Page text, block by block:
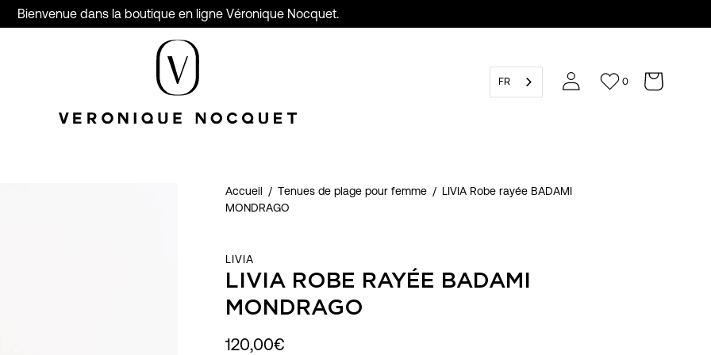
Bienvenue dans la boutique en ligne Véronique Nocquet.
FR 0
Accueil / Tenues de plage pour femme / LIVIA Robe rayée BADAMI
MONDRAGO
LIVIA
LIVIA ROBE RAYÉE BADAMI
MONDRAGO
120,00€